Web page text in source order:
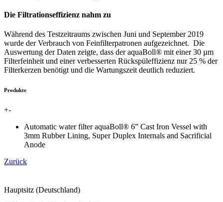
Die Filtrationseffizienz nahm zu
Während des Testzeitraums zwischen Juni und September 2019
wurde der Verbrauch von Feinfilterpatronen aufgezeichnet. Die
Auswertung der Daten zeigte, dass der aquaBoll® mit einer 30 µm
Filterfeinheit und einer verbesserten Rückspüleffizienz nur 25 % der
Filterkerzen benötigt und die Wartungszeit deutlich reduziert.
Produkte
+-
Automatic water filter aquaBoll® 6” Cast Iron Vessel with
3mm Rubber Lining, Super Duplex Internals and Sacrificial
Anode
Zurück
Hauptsitz (Deutschland)